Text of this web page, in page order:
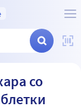
со